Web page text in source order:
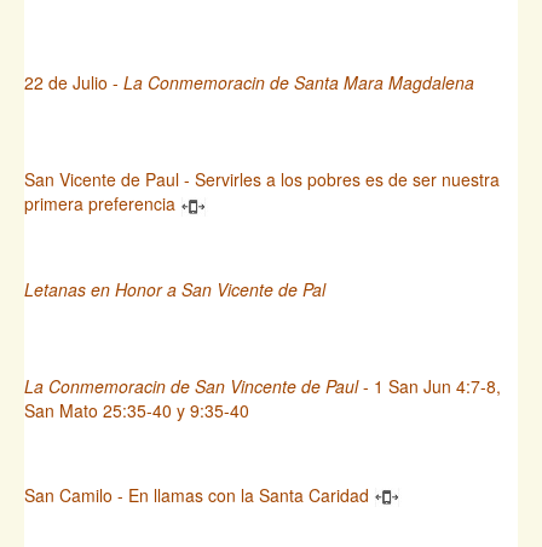
22 de Julio - La Conmemoracin de Santa Mara Magdalena
San Vicente de Paul - Servirles a los pobres es de ser nuestra
primera preferencia
Letanas en Honor a San Vicente de Pal
La Conmemoracin de San Vincente de Paul- 1 San Jun 4:7-8,
San Mato 25:35-40 y 9:35-40
San Camilo - En llamas con la Santa Caridad